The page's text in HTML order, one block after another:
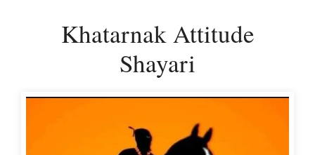
Khatarnak Attitude
Shayari